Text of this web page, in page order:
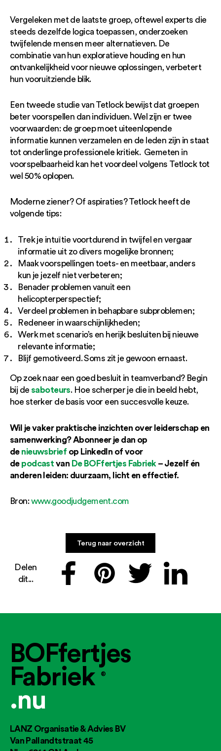
Vergeleken met de laatste groep, oftewel experts die
steeds dezelfde logica toepassen, onderzoeken
twijfelende mensen meer alternatieven. De
combinatie van hun exploratieve houding en hun
ontvankelijkheid voor nieuwe oplossingen, verbetert
hun vooruitziende blik.
Een tweede studie van Tetlock bewijst dat groepen
beter voorspellen dan individuen. Wel zijn er twee
voorwaarden: de groep moet uiteenlopende
informatie kunnen verzamelen en de leden zijn in staat
tot onderlinge professionele kritiek. Gemeten in
voorspelbaarheid kan het voordeel volgens Tetlock tot
wel 50% oplopen.
Moderne ziener? Of aspiraties? Tetlock heeft de
volgende tips:
Trek je intuïtie voortdurend in twijfel en vergaar
informatie uit zo divers mogelijke bronnen;
Maak voorspellingen toets- en meetbaar, anders
kun je jezelf niet verbeteren;
Benader problemen vanuit een
helicopterperspectief;
Verdeel problemen in behapbare subproblemen;
Redeneer in waarschijnlijkheden;
Werk met scenario’s en herijk besluiten bij nieuwe
relevante informatie;
Blijf gemotiveerd. Soms zit je gewoon ernaast.
Op zoek naar een goed besluit in teamverband? Begin
bij de saboteurs. Hoe scherper je die in beeld hebt,
hoe sterker de basis voor een succesvolle keuze.
Wil je vaker praktische inzichten over leiderschap en
samenwerking? Abonneer je dan op
denieuwsbrief op LinkedIn of voor
depodcastvan De BOFfertjes Fabriek– Jezelf én
anderen leiden: duurzaam, licht en effectief.
Bron:www.goodjudgement.com
Terug naar overzicht
Delen
dit...
BOFfertjes
Fabriek®
.nu
LANZ Organisatie & Advies BV
Van Pallandtstraat 45